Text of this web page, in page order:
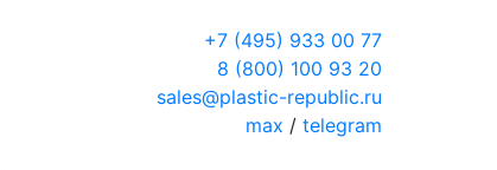
+7 (495) 933 00 77
8 (800) 100 93 20
sales@plastic-republic.ru
max / telegram